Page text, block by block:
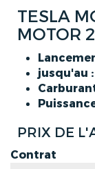
TESLA
MOTOR
jusqu'au :
PRIX DE
Contrat